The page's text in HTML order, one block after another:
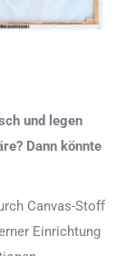
und legen
Dann könnte
Canvas-Stoff
Einrichtung